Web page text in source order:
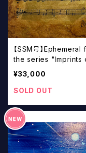
【SSM号】Ephemeral from
the series "Imprints
ound / 音の刻印" #5
¥33,000
SOLD OUT